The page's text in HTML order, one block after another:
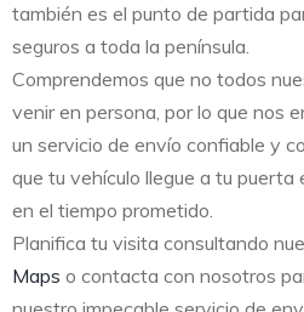
también es el punto de partida
seguros a toda la península.
Comprendemos que no todos
venir en persona, por lo que nos
un servicio de envío confiable y
que tu vehículo llegue a tu puerta
en el tiempo prometido.
Planifica tu visita consultando
Maps o contacta con nosotros